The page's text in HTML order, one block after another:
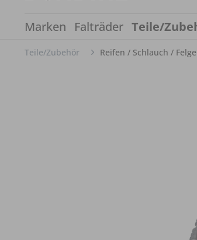
Marken Falträder Teile/
Teile/Zubehör Reifen / Schlauch / Felge